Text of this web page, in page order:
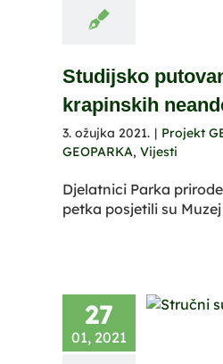
Studijsko
krapinskih
3. ožujka 2021. | Projekt
GEOPARKA, Vijesti
Djelatnici Parka
petka posjetili su
27
01, 2021